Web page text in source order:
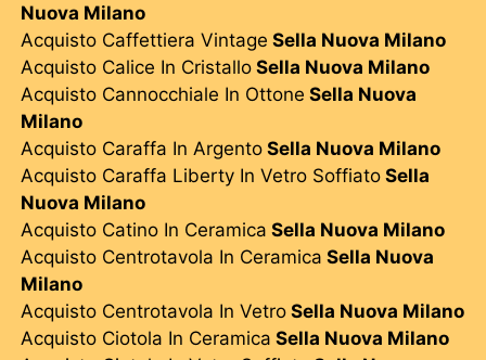
Nuova Milano
Acquisto Caffettiera Vintage Sella Nuova Milano
Acquisto Calice In Cristallo Sella Nuova Milano
Acquisto Cannocchiale In Ottone Sella Nuova
Milano
Acquisto Caraffa In Argento Sella Nuova Milano
Acquisto Caraffa Liberty In Vetro Soffiato Sella
Nuova Milano
Acquisto Catino In Ceramica Sella Nuova Milano
Acquisto Centrotavola In Ceramica Sella Nuova
Milano
Acquisto Centrotavola In Vetro Sella Nuova Milano
Acquisto Ciotola In Ceramica Sella Nuova Milano